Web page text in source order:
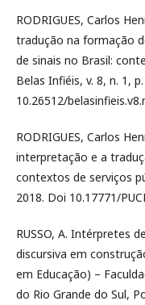
RODRIGUES, Carlos
tradução na formação
de sinais no Brasil:
Belas Infiéis, v. 8, n. 1,
10.26512/
RODRIGUES, Carlos
interpretação e a
contextos de serviços
2018. Doi 10.17771/
RUSSO, A. Intérpretes
discursiva em
em Educação) –
do Rio Grande do Sul,